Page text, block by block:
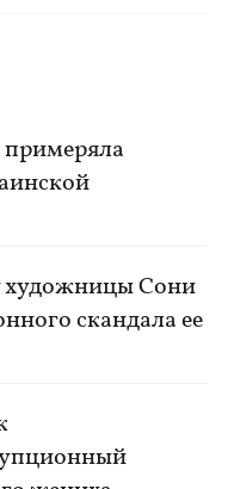
художницы Сони
скандала ее